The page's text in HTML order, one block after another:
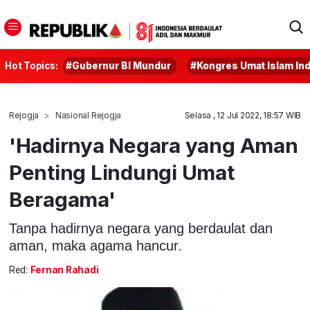
Hot Topics: #Gubernur BI Mundur #Kongres Umat Islam
Rejogja Nasional Rejogja Selasa , 12 Jul 2022, 18:57 WIB
'Hadirnya Negara yang Aman
Penting Lindungi Umat
Beragama'
Tanpa hadirnya negara yang berdaulat dan
aman, maka agama hancur.
Red: Fernan Rahadi